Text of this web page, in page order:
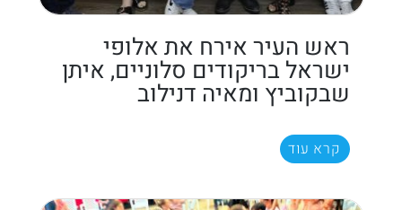
ראש העיר אירח את אלופי
ישראל בריקודים סלוניים, איתן
שבקוביץ ומאיה דנילוב
קרא עוד